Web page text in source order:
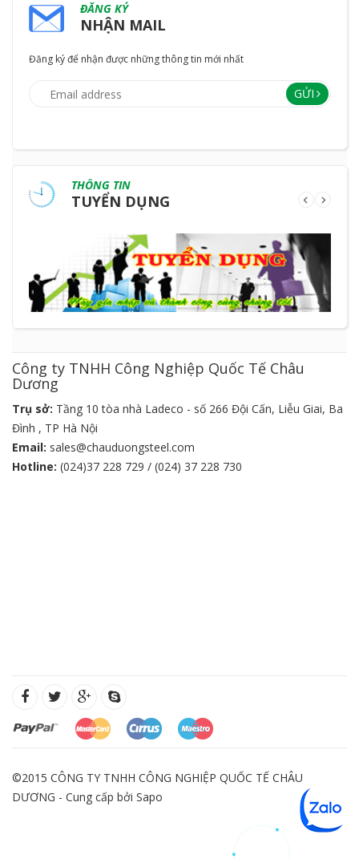
ĐĂNG KÝ
NHẬN MAIL
Đăng ký để nhận được những thông tin mới nhất
GỬI
THÔNG TIN
TUYỂN DỤNG
Công ty TNHH Công Nghiệp Quốc Tế Châu
Dương
Trụ sở: Tầng 10 tòa nhà Ladeco - số 266 Đội Cấn, Liễu Giai, Ba
Đình , TP Hà Nội
Email: sales@chauduongsteel.com
Hotline: (024)37 228 729 / (024) 37 228 730
©2015 CÔNG TY TNHH CÔNG NGHIỆP QUỐC TẾ CHÂU
DƯƠNG - Cung cấp bởi Sapo